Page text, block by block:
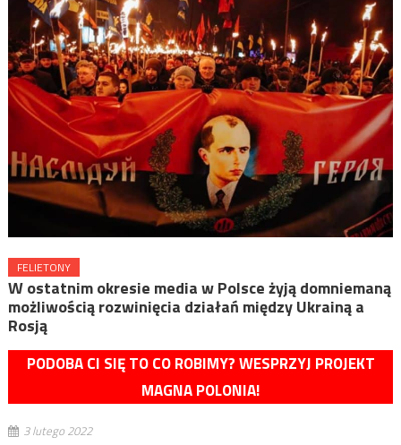
FELIETONY
W ostatnim okresie media w Polsce żyją domniemaną
możliwością rozwinięcia działań między Ukrainą a
Rosją
PODOBA CI SIĘ TO CO ROBIMY? WESPRZYJ PROJEKT
MAGNA POLONIA!
3 lutego 2022